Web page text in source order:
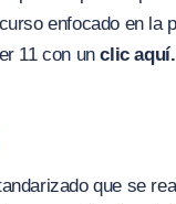
enfocado en la
11 con unclic aquí.
que se